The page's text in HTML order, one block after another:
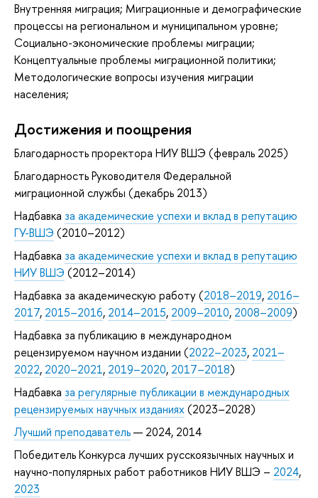
Внутренняя миграция; Миграционные и демографические
процессы на региональном и муниципальном уровне;
Социально-экономические проблемы миграции;
Концептуальные проблемы миграционной политики;
Методологические вопросы изучения миграции
населения;
Достижения и поощрения
Благодарность проректора НИУ ВШЭ (февраль 2025)
Благодарность Руководителя Федеральной
миграционной службы (декабрь 2013)
Надбавка за академические успехи и вклад в репутацию
ГУ-ВШЭ (2010–2012)
Надбавка за академические успехи и вклад в репутацию
НИУ ВШЭ (2012–2014)
Надбавка за академическую работу (2018–2019, 2016–
2017, 2015–2016, 2014–2015, 2009–2010, 2008–2009)
Надбавка за публикацию в международном
рецензируемом научном издании (2022–2023, 2021–
2022, 2020–2021, 2019–2020, 2017–2018)
Надбавка за регулярные публикации в международных
рецензируемых научных изданиях(2023–2028)
Лучший преподаватель— 2024, 2014
Победитель Конкурса лучших русскоязычных научных и
научно-популярных работ работников НИУ ВШЭ – 2024,
2023